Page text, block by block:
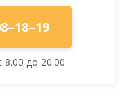
до 20.00